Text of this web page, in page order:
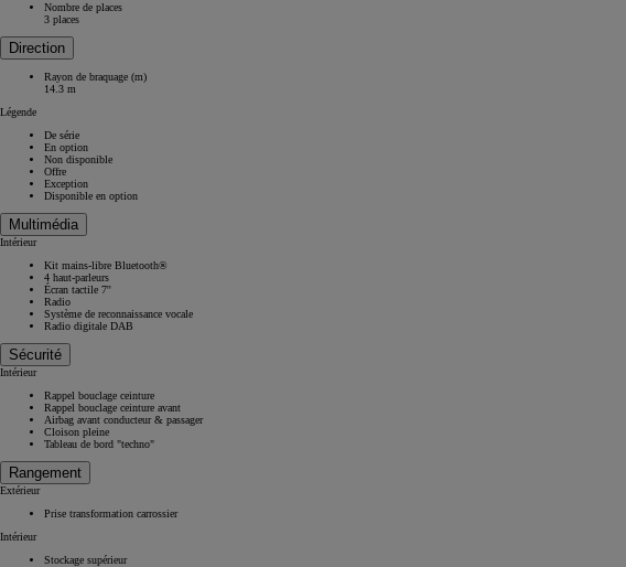
Nombre de places
3 places
Direction
Rayon de braquage (m)
14.3 m
Légende
De série
En option
Non disponible
Offre
Exception
Disponible en option
Multimédia
Intérieur
Kit mains-libre Bluetooth®
4 haut-parleurs
Écran tactile 7''
Radio
Système de reconnaissance vocale
Radio digitale DAB
Sécurité
Intérieur
Rappel bouclage ceinture
Rappel bouclage ceinture avant
Airbag avant conducteur & passager
Cloison pleine
Tableau de bord "techno"
Rangement
Extérieur
Prise transformation carrossier
Intérieur
Stockage supérieur